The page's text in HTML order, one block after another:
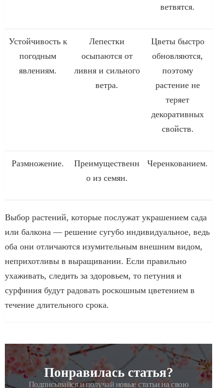
ветвятся.
Устойчивость к
погодным
явлениям.
Лепестки
осыпаются от
ливня и сильного
ветра.
Цветы быстро
обновляются,
поэтому
растение не
теряет
декоративных
свойств.
Размножение.
Преимущественн
о из семян.
Черенкованием.
Выбор растений, которые послужат украшением сада
или балкона — решение сугубо индивидуальное, ведь
оба они отличаются изумительным внешним видом,
неприхотливы в выращивании. Если правильно
ухаживать, следить за здоровьем, то петуния и
сурфиния будут радовать роскошным цветением в
течение длительного срока.
РАССЫЛКАПонравилась статья?
Подписывайся и получай новые статьи на свою